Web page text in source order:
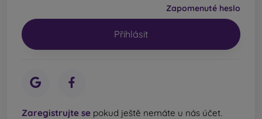
Zapomenuté heslo
Zaregistrujte se pokud ještě nemáte u nás účet.